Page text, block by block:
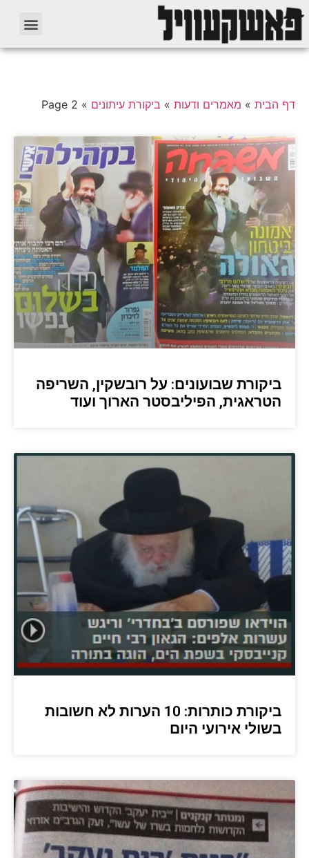
דף הבית » מאמרים ודעות » ביקורת עיתונים »
Page 2
ביקורת שבועונים: על רובשקין, השריפה
הטראגית, הפיליבסטר הארוך ועוד
ביקורת כותרות: 10 הערות לא חשובות
בשולי אירועי היום